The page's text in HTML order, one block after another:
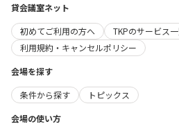
貸会議室ネット
初めてご利用の方へ
TKPのサービス
利用規約・キャンセルポリシー
会場を探す
条件から探す
トピックス
会場の使い方